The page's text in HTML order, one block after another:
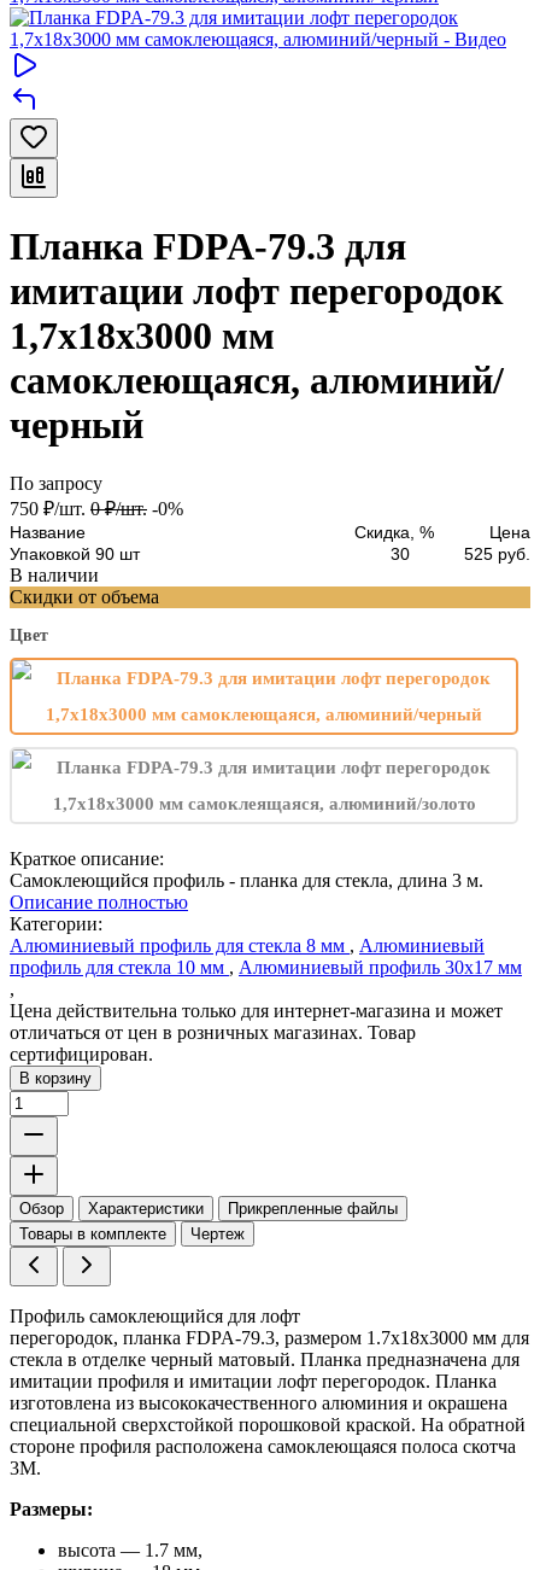
Планка FDPA-79.3 для
имитации лофт перегородок
1,7х18х3000 мм
самоклеющаяся, алюминий/
черный
По запросу
750 ₽/шт. 0 ₽/шт. -0%
Название Скидка, %
Цена
Упаковкой 90 шт
30 525 руб.
В наличии
Скидки от объема
Цвет
Краткое описание:
Самоклеющийся профиль - планка для стекла, длина 3 м.
Описание полностью
Категории:
Алюминиевый профиль для стекла 8 мм , Алюминиевый
профиль для стекла 10 мм , Алюминиевый профиль 30х17 мм
,
Цена действительна только для интернет-магазина и может
отличаться от цен в розничных магазинах. Товар
сертифицирован.
В корзину
Обзор Характеристики
Прикрепленные файлы
Товары в комплекте
Чертеж
Профиль самоклеющийся для лофт
перегородок, планка FDPA-79.3, размером 1.7х18х3000 мм для
стекла в отделке черный матовый. Планка предназначена для
имитации профиля и имитации лофт перегородок. Планка
изготовлена из высококачественного алюминия и окрашена
специальной сверхстойкой порошковой краской. На обратной
стороне профиля расположена самоклеющаяся полоса скотча
3М.
Размеры:
высота — 1.7 мм,